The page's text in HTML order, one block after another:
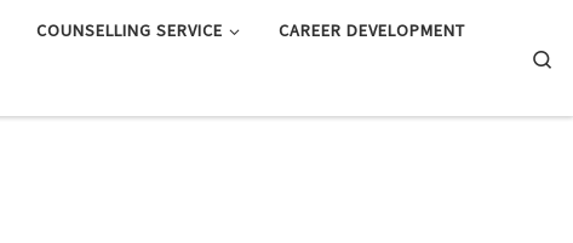
COUNSELLING SERVICE CAREER DEVELOPMENT